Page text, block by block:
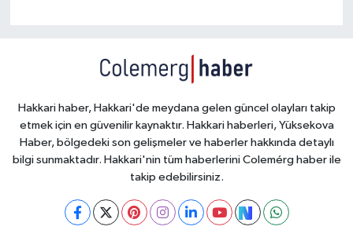
Hakkari haber, Hakkari'de meydana gelen güncel olayları takip
etmek için en güvenilir kaynaktır. Hakkari haberleri, Yüksekova
Haber, bölgedeki son gelişmeler ve haberler hakkında detaylı
bilgi sunmaktadır. Hakkari'nin tüm haberlerini Colemérg haber ile
takip edebilirsiniz.